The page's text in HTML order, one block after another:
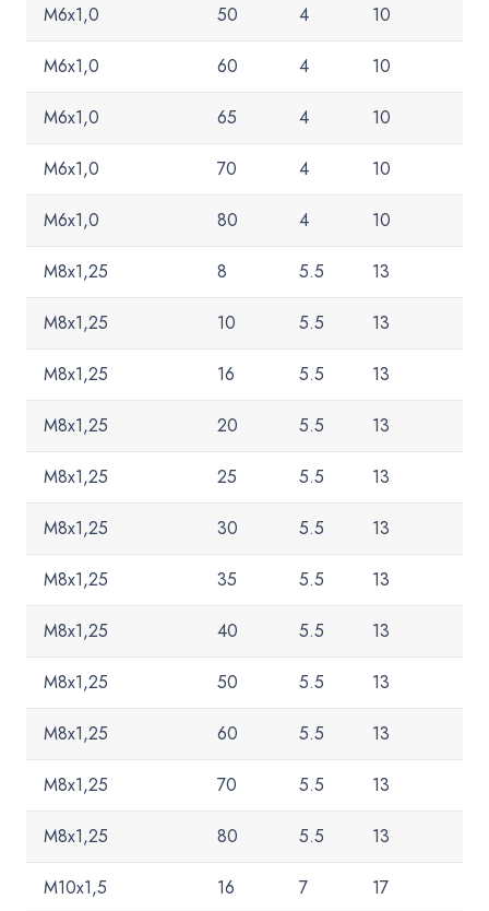
M6x1,0 50 4 10
M6x1,0 60 4 10
M6x1,0 65 4 10
M6x1,0 70 4 10
M6x1,0 80 4 10
M8x1,25 8 5.5 13
M8x1,25 10 5.5 13
M8x1,25 16 5.5 13
M8x1,25 20 5.5 13
M8x1,25 25 5.5 13
M8x1,25 30 5.5 13
M8x1,25 35 5.5 13
M8x1,25 40 5.5 13
M8x1,25 50 5.5 13
M8x1,25 60 5.5 13
M8x1,25 70 5.5 13
M8x1,25 80 5.5 13
M10x1,5 16 7 17